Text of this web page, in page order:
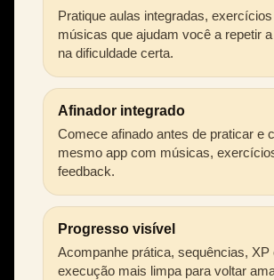
Pratique aulas integradas,
músicas que ajudam você a repetir
na dificuldade certa.
Afinador integrado
Comece afinado antes de praticar e
mesmo app com músicas,
feedback.
Progresso visível
Acompanhe prática, sequências, XP
execução mais limpa para voltar